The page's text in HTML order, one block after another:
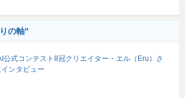
の軸"
公式コンテスト8冠クリエイター・エル（Eru）さ
インタビュー